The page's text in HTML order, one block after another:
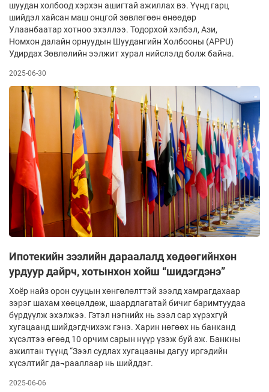
шуудан холбоод хэрхэн ашигтай ажиллах вэ. Үүнд гарц
шийдэл хайсан маш онцгой зөвлөгөөн өнөөдөр
Улаанбаатар хотноо эхэллээ. Тодорхой хэлбэл, Ази,
Номхон далайн орнуудын Шуудангийн Холбооны (APPU)
Удирдах Зөвлөлийн ээлжит хурал нийслэлд болж байна.
2025-06-30
Ипотекийн зээлийн дараалалд хөдөөгийнхөн
урдуур дайрч, хотынхон хойш “шидэгдэнэ”
Хоёр найз орон сууцын хөнгөлөлттэй зээлд хамрагдахаар
зэрэг шахам хөөцөлдөж, шаардлагатай бичиг баримтуудаа
бүрдүүлж эхэлжээ. Гэтэл нэгнийх нь зээл сар хүрэхгүй
хугацаанд шийдэгдчихэж гэнэ. Харин нөгөөх нь банканд
хүсэлтээ өгөөд 10 орчим сарын нүүр үзэж буй аж. Банкны
ажилтан түүнд “Зээл судлах хугацааны дагуу иргэдийн
хүсэлтийг да¬рааллаар нь шийддэг.
2025-06-06